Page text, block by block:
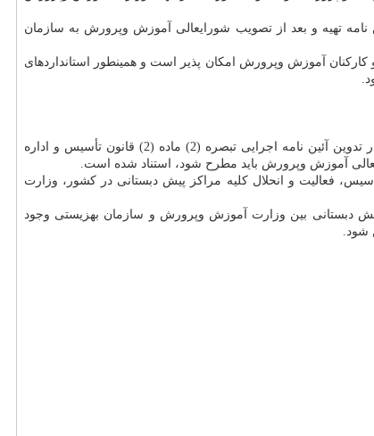
تهیه و بعد از تصویب شورایعالی آموزش وپرورش به سازمان
معلمان و کارکنان آموزش وپرورش امکان پذیر است و همینطور استانداردهای
به گزارش ال مور به نقل از ایسنا، مجتبی زینی وند رئیس سازمان مدارس و مراکز غیردولتی وزارت آموزش وپرورش هم در این نشست، اظهار داشت: در تدوین آئین نامه اجرایی تبصره (2) ماده (2) قانون تأسیس و اداره
422 شورایعالی انقلاب فرهنگی، مرجع صدور مجوز تأسیس، فعالیت و انحلال کلیه مراکز پیش دبستانی در کشور، وزارت
دبستانی بین وزارت آموزش وپرورش و سازمان بهزیستی وجود